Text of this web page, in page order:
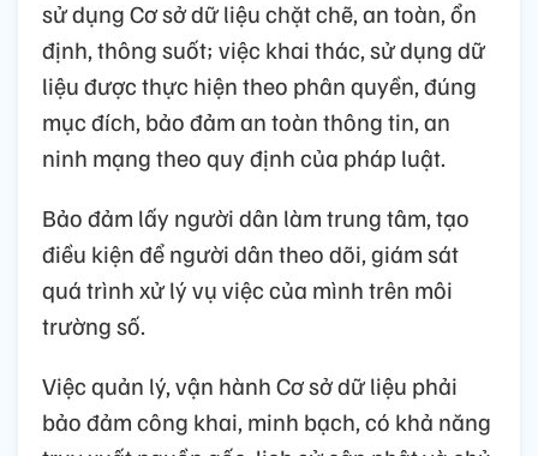
sử dụng Cơ sở dữ liệu chặt chẽ, an toàn, ổn
định, thông suốt; việc khai thác, sử dụng dữ
liệu được thực hiện theo phân quyền, đúng
mục đích, bảo đảm an toàn thông tin, an
ninh mạng theo quy định của pháp luật.
Bảo đảm lấy người dân làm trung tâm, tạo
điều kiện để người dân theo dõi, giám sát
quá trình xử lý vụ việc của mình trên môi
trường số.
Việc quản lý, vận hành Cơ sở dữ liệu phải
bảo đảm công khai, minh bạch, có khả năng